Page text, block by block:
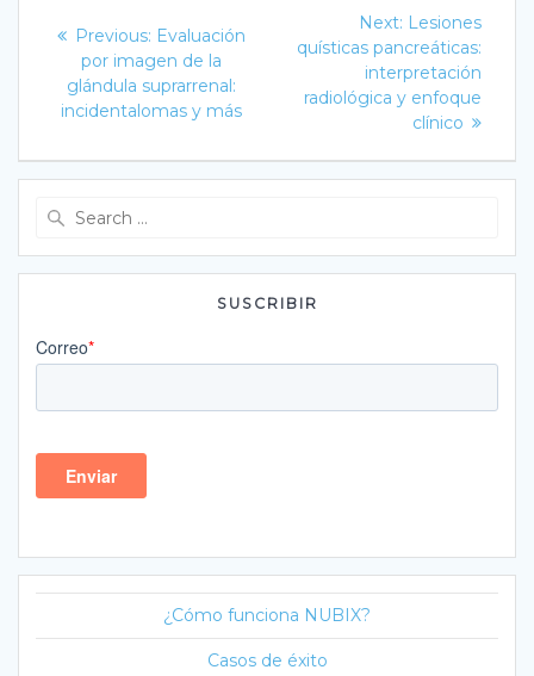
entradas
Previous: Previous
post:
Evaluación
por imagen de la
glándula suprarrenal:
incidentalomas y más
Next: Next
post:
Lesiones
quísticas pancreáticas:
interpretación
radiológica y enfoque
clínico
SUSCRIBIR
¿Cómo funciona NUBIX?
Casos de éxito